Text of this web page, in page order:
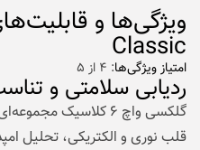
Classic
امتیاز ویژگی‌ها: ۴ از ۵
ردیابی سلامتی و
گلکسی واچ ۶ کلاسیک
قلب نوری و الکتریکی، تحلیل